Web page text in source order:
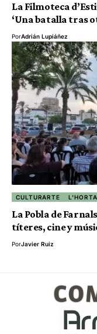
La Filmoteca
‘Una batalla tras
PorAdrián Lupiáñez
CULTURARTE
La Pobla de
títeres, cine y
PorJavier Ruiz